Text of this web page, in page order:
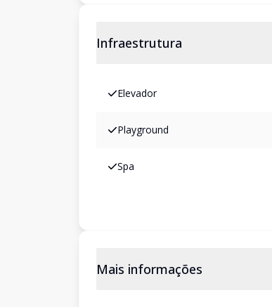
Infraestrutura
Elevador
Playground
Spa
Mais informações